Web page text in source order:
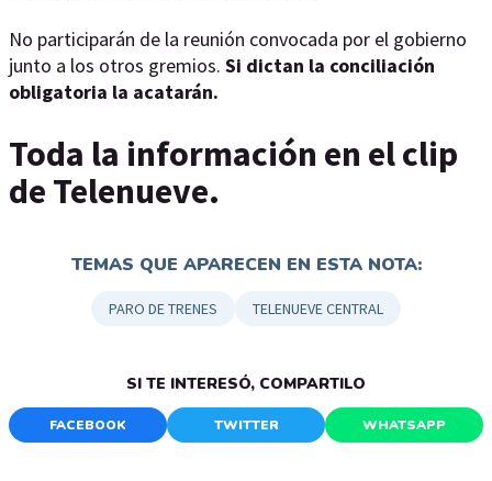
No participarán de la reunión convocada por el gobierno
junto a los otros gremios. Si dictan la conciliación
obligatoria la acatarán.
Toda la información en el clip
de Telenueve.
TEMAS QUE APARECEN EN ESTA NOTA:
PARO DE TRENES TELENUEVE CENTRAL
SI TE INTERESÓ, COMPARTILO
FACEBOOK TWITTER WHATSAPP